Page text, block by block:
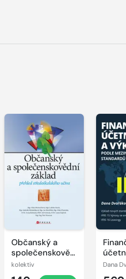
Občanský a
společenskovědní
základ
kolektiv Dana